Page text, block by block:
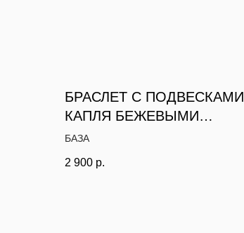
БРАСЛЕТ С ПОДВЕСКАМИ
КАПЛЯ БЕЖЕВЫМИ
ГОЛУБЫМИ
БАЗА
2 900 р.